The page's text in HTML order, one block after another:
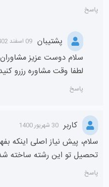
پاسخ
پشتیبان 09 اسفند 1402
سلام دوست عزیز
لطفا وقت مشاوره رزرو
پاسخ
کاربر 30 شهریور 1400
سلام، پیش نیاز اصلی اینکه
تحصیل تو این رشته
پاسخ